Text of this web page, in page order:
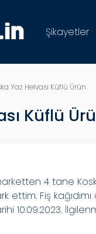
Şikayetler
Yaz Helvası Küflü Ürün
Küflü
4 tane
ettim. Fiş
10.09.2023.